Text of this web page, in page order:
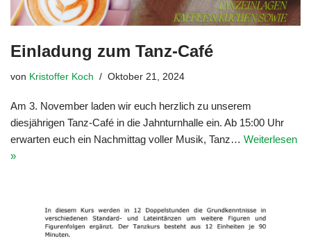
Einladung zum Tanz-Café
von Kristoffer Koch Oktober 21, 2024
Am 3. November laden wir euch herzlich zu unserem
diesjährigen Tanz-Café in die Jahnturnhalle ein. Ab 15:00 Uhr
erwarten euch ein Nachmittag voller Musik, Tanz… Weiterlesen
»